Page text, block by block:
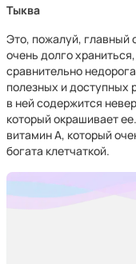
Тыква
Это, пожалуй, главный
очень долго
сравнительно
полезных и доступных
в ней содержится
который окрашивает
витамин А, который
богата клетчаткой.